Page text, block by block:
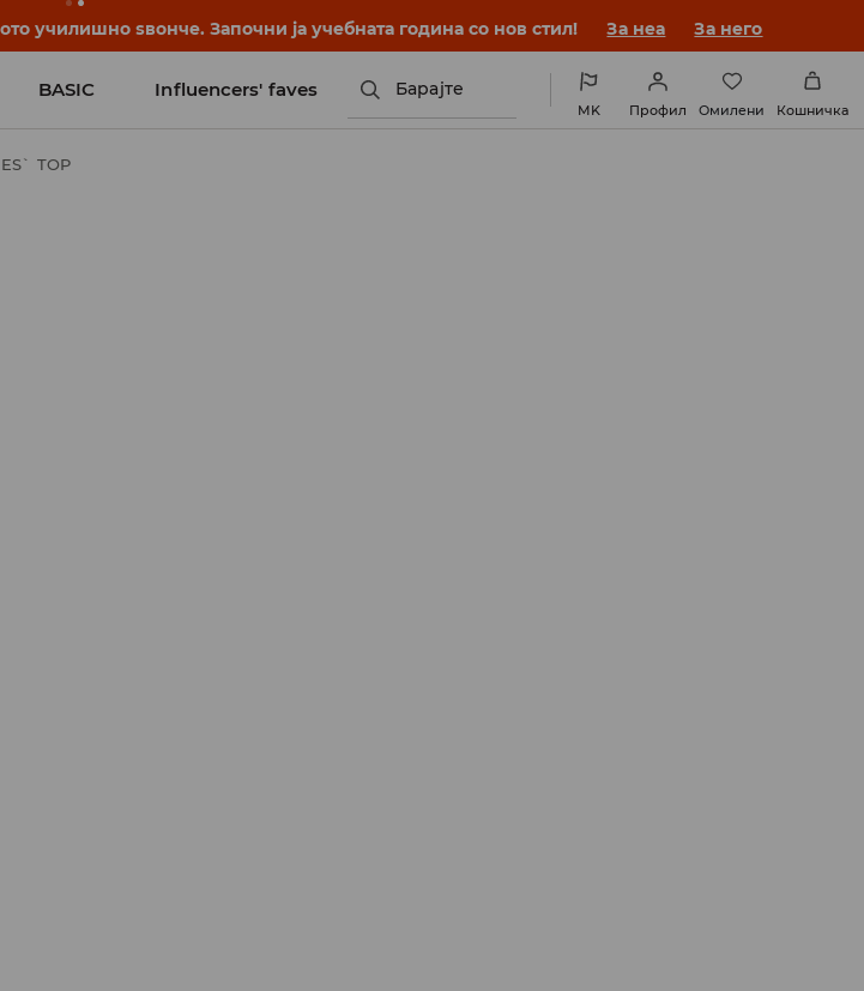
училишно ѕвонче. Започни ја учебната година со нов стил! За неа За него
BASIC Influencers' faves Барајте
MK Профил Омилени Кошничка
TOP